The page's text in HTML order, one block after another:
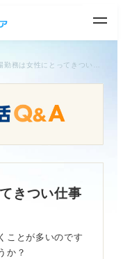
きつい仕事
ことが多いのです
か？